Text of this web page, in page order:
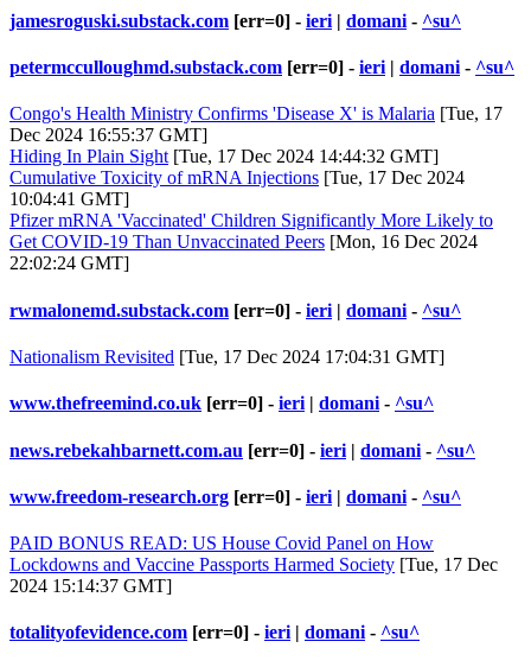
jamesroguski.substack.com [err=0] - ieri | domani - ^su^
petermcculloughmd.substack.com [err=0] - ieri | domani - ^su^
Congo's Health Ministry Confirms 'Disease X' is Malaria [Tue, 17
Dec 2024 16:55:37 GMT]
Hiding In Plain Sight[Tue, 17 Dec 2024 14:44:32 GMT]
Cumulative Toxicity of mRNA Injections [Tue, 17 Dec 2024
10:04:41 GMT]
Pfizer mRNA 'Vaccinated' Children Significantly More Likely to
Get COVID-19 Than Unvaccinated Peers [Mon, 16 Dec 2024
22:02:24 GMT]
rwmalonemd.substack.com [err=0] - ieri | domani - ^su^
Nationalism Revisited [Tue, 17 Dec 2024 17:04:31 GMT]
www.thefreemind.co.uk [err=0] - ieri | domani - ^su^
news.rebekahbarnett.com.au [err=0] - ieri | domani - ^su^
www.freedom-research.org [err=0] - ieri | domani - ^su^
PAID BONUS READ: US House Covid Panel on How
Lockdowns and Vaccine Passports Harmed Society [Tue, 17 Dec
2024 15:14:37 GMT]
totalityofevidence.com [err=0] - ieri | domani - ^su^